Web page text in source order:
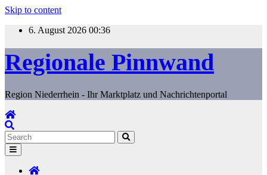
Skip to content
6. August 2026 00:36
Regionale Pinnwand
Region Niederrhein - Ihr Marktplatz und Nachrichtenportal